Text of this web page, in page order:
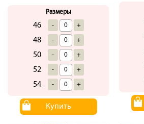
Размеры
46 - +
48 - +
50 - +
52 - +
54 - +
Купить